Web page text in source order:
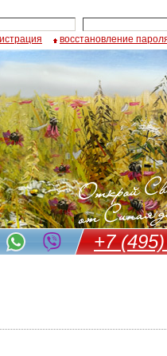
восстановление
+7